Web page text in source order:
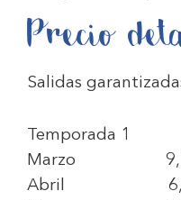
Precio
Salidas
Temporada 1
Marzo
Abril